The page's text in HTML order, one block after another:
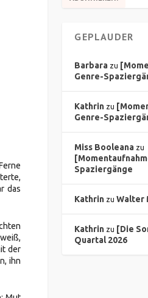
das
der
ihn
GEPLAUDER
Barbara zu
Genre-
Kathrin zu
Genre-
Miss Booleana zu
Spaziergänge
Kathrin zuWalter
Kathrin zu [Die
Quartal 2026